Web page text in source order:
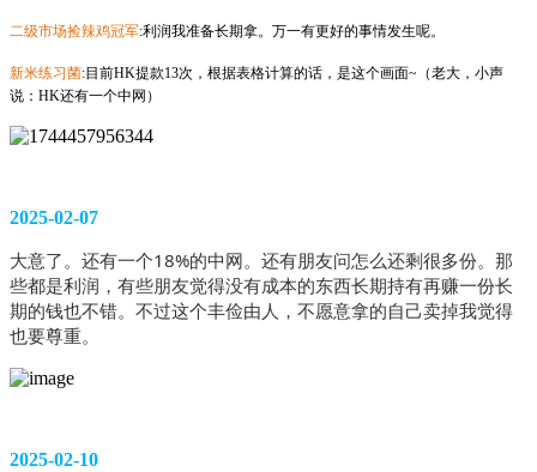
二级市场捡辣鸡冠军:利润我准备长期拿。万一有更好的事情发生呢。
新米练习菌:目前HK提款13次，根据表格计算的话，是这个画面~（老大，小声
说：HK还有一个中网）
2025-02-07
大意了。还有一个18%的中网。还有朋友问怎么还剩很多份。那
些都是利润，有些朋友觉得没有成本的东西长期持有再赚一份长
期的钱也不错。不过这个丰俭由人，不愿意拿的自己卖掉我觉得
也要尊重。
2025-02-10